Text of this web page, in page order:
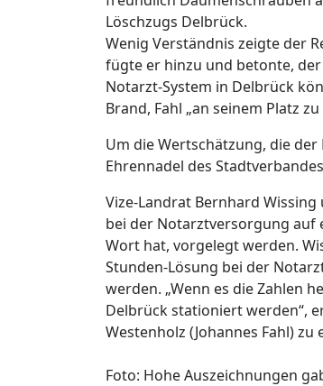
Löschzugs Delbrück.
Wenig Verständnis zeigte der
fügte er hinzu und betonte,
Notarzt-System in Delbrück
Brand, Fahl „an seinem Platz zu
Um die Wertschätzung, die
Ehrennadel des
Vize-Landrat Bernhard
bei der Notarztversorgung auf
Wort hat, vorgelegt werden.
Stunden-Lösung bei der
werden. „Wenn es die Zahlen
Delbrück stationiert werden“,
Westenholz (Johannes Fahl) zu
Foto: Hohe Auszeichnungen